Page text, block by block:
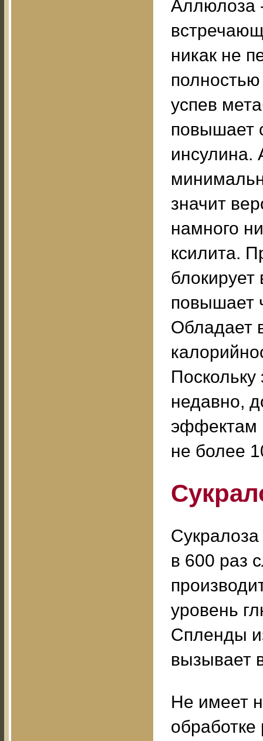
Аллюлоза
никак не
успев
повышает
инсулина.
значит
намного
ксилита.
повышает
Обладает
Поскольку
недавно,
эффектам
не более
в 600 раз
уровень
Спленды
вызывает
Не имеет
обработке